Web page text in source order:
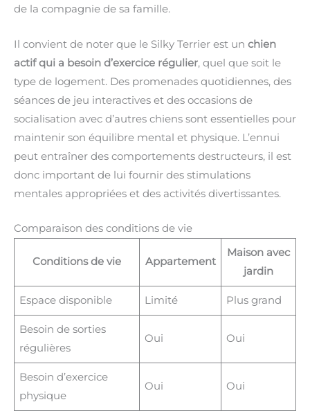
de la compagnie de sa famille.
Il convient de noter que le Silky Terrier est un chien
actif qui a besoin d’exercice régulier, quel que soit le
type de logement. Des promenades quotidiennes, des
séances de jeu interactives et des occasions de
socialisation avec d’autres chiens sont essentielles pour
maintenir son équilibre mental et physique. L’ennui
peut entraîner des comportements destructeurs, il est
donc important de lui fournir des stimulations
mentales appropriées et des activités divertissantes.
Comparaison des conditions de vie
Conditions de vie Appartement
Maison avec
jardin
Espace disponible Limité Plus grand
Besoin de sorties
régulières
Oui Oui
Besoin d’exercice
physique
Oui Oui